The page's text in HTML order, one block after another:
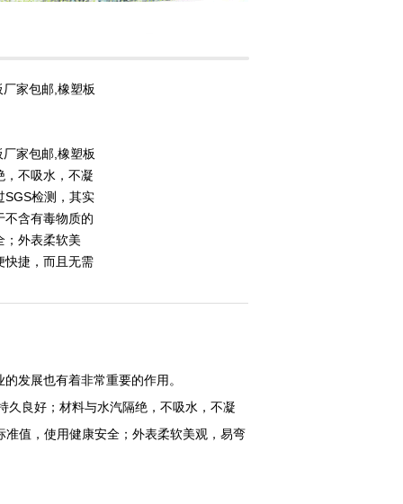
家包邮,橡塑板
家包邮,橡塑板
，不吸水，不凝
SGS检测，其实
不含有毒物质的
；外表柔软美
快捷，而且无需
发展也有着非常重要的作用。
良好；材料与水汽隔绝，不吸水，不凝
值，使用健康安全；外表柔软美观，易弯